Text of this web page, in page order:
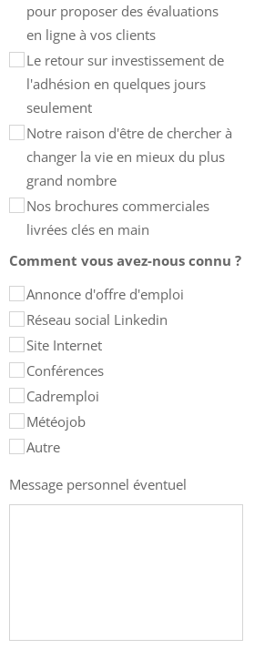
pour proposer des évaluations
en ligne à vos clients
Le retour sur investissement de
l'adhésion en quelques jours
seulement
Notre raison d'être de chercher à
changer la vie en mieux du plus
grand nombre
Nos brochures commerciales
livrées clés en main
Comment vous avez-nous connu ?
Annonce d'offre d'emploi
Réseau social Linkedin
Site Internet
Conférences
Cadremploi
Météojob
Autre
Message personnel éventuel